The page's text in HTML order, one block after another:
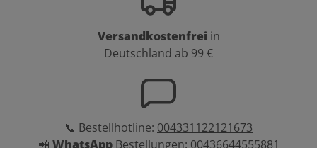
Versandkostenfrei in
Deutschland ab 99 €
📞 Bestellhotline: 004331122121673
📲 WhatsAppBestellungen: 00436644555881